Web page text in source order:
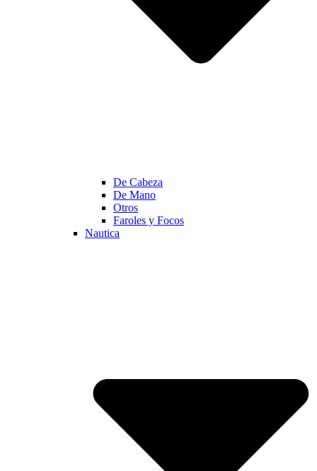
De Cabeza
De Mano
Otros
Faroles y Focos
Nautica